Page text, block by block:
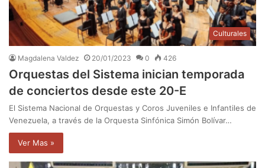
Culturales
Magdalena Valdez 20/01/2023 0 426
Orquestas del Sistema inician temporada
de conciertos desde este 20-E
El Sistema Nacional de Orquestas y Coros Juveniles e Infantiles de
Venezuela, a través de la Orquesta Sinfónica Simón Bolívar…
Ver Mas »